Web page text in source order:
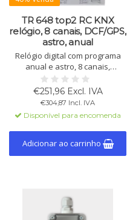
TR 648 top2 RC KNX
relógio, 8 canais, DCF/GPS,
astro, anual
Relógio digital com programa
anual e astro, 8 canais,
sincronização DCF/GPS, 800
memórias, férias, impulso e
ciclo, KNX e rede, calha DIN.
€251,96 Excl. IVA
€304,87 Incl. IVA
Disponível para encomenda
Adicionar ao carrinho